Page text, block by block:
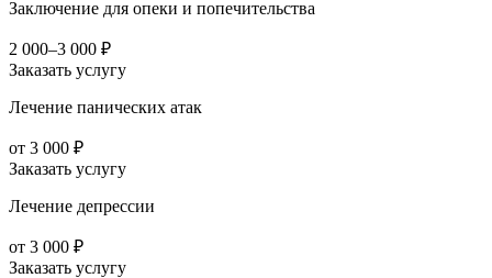
Заключение для опеки и попечительства
2 000–3 000 ₽
Заказать услугу
Лечение панических атак
от 3 000 ₽
Заказать услугу
Лечение депрессии
от 3 000 ₽
Заказать услугу